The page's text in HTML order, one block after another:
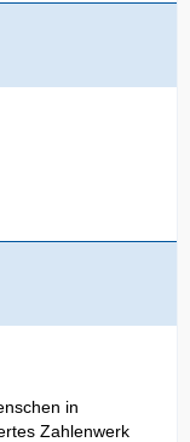
in
Zahlenwerk